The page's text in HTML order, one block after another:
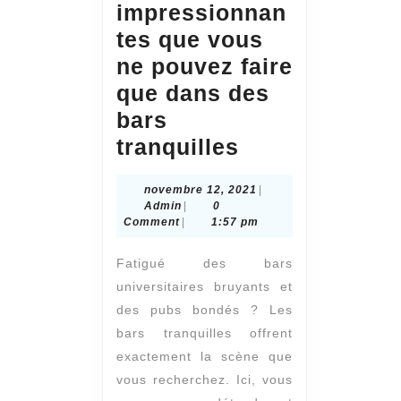
impressionnan
tes que vous
ne pouvez faire
que dans des
bars
tranquilles
que
vous
ne
pouvez
faire
que
dans
novembre 12, 2021 novembre
2021
|
Admin Admin
|
0
Comment | 1:57 pm
Fatigué des bars
universitaires bruyants et
des pubs bondés ? Les
bars tranquilles offrent
exactement la scène que
vous recherchez. Ici, vous